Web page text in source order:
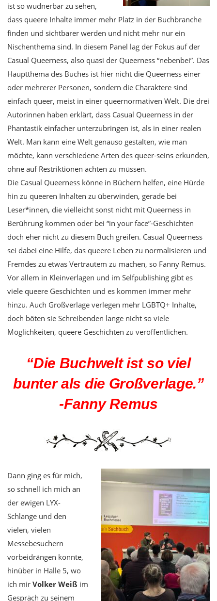
ist so wudnerbar zu sehen,
dass queere Inhalte immer mehr Platz in der Buchbranche
finden und sichtbarer werden und nicht mehr nur ein
Nischenthema sind. In diesem Panel lag der Fokus auf der
Casual Queerness, also quasi der Queerness “nebenbei”. Das
Hauptthema des Buches ist hier nicht die Queerness einer
oder mehrerer Personen, sondern die Charaktere sind
einfach queer, meist in einer queernormativen Welt. Die drei
Autorinnen haben erklärt, dass Casual Queerness in der
Phantastik einfacher unterzubringen ist, als in einer realen
Welt. Man kann eine Welt genauso gestalten, wie man
möchte, kann verschiedene Arten des queer-seins erkunden,
ohne auf Restriktionen achten zu müssen.
Die Casual Queerness könne in Büchern helfen, eine Hürde
hin zu queeren Inhalten zu überwinden, gerade bei
Leser*innen, die vielleicht sonst nicht mit Queerness in
Berührung kommen oder bei “in your face”-Geschichten
doch eher nicht zu diesem Buch greifen. Casual Queerness
sei dabei eine Hilfe, das queere Leben zu normalisieren und
Fremdes zu etwas Vertrautem zu machen, so Fanny Remus.
Vor allem in Kleinverlagen und im Selfpublishing gibt es
viele queere Geschichten und es kommen immer mehr
hinzu. Auch Großverlage verlegen mehr LGBTQ+ Inhalte,
doch böten sie Schreibenden lange nicht so viele
Möglichkeiten, queere Geschichten zu veröffentlichen.
“Die Buchwelt ist so viel
bunter als die Großverlage.”
-Fanny Remus
Dann ging es für mich,
so schnell ich mich an
der ewigen LYX-
Schlange und den
vielen, vielen
Messebesuchern
vorbeidrängen konnte,
hinüber in Halle 5, wo
ich mir Volker Weiß im
Gespräch zu seinem